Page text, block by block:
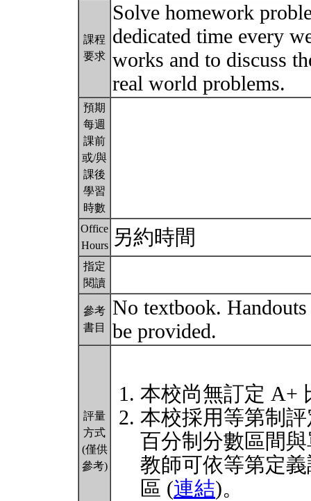
課程
要求
Solve homework
dedicated time every
works and to discuss
real world problems.
預期
每週
課前
或/與
課後
學習
時數
Office
Hours
另約時間
指定
閱讀
參考
書目
No textbook.
be provided.
評量
方式
(僅供
參考)
本校尚無訂定 A+
本校採用等第制
百分制分數區間
教師可依等第定
區 (連結)。